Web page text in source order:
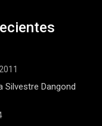
Silvestre Dangond